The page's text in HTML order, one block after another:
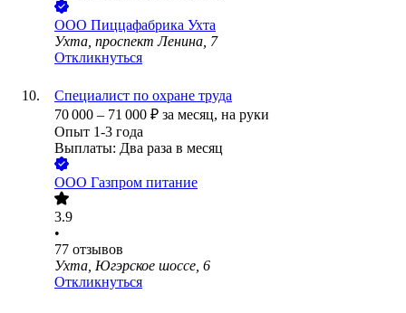
ООО Пиццафабрика Ухта
Ухта, проспект Ленина, 7
Откликнуться
Специалист по охране труда
70 000 – 71 000 ₽ за месяц, на руки
Опыт 1-3 года
Выплаты: Два раза в месяц
ООО Газпром питание
3.9
•
77 отзывов
Ухта, Югэрское шоссе, 6
Откликнуться